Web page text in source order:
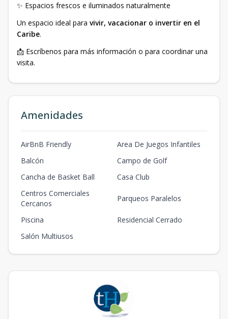
✨ Espacios frescos e iluminados naturalmente
Un espacio ideal para vivir, vacacionar o invertir en el
Caribe.
📩 Escríbenos para más información o para coordinar una
visita.
Amenidades
AirBnB Friendly
Area De Juegos Infantiles
Balcón
Campo de Golf
Cancha de Basket Ball
Casa Club
Centros Comerciales
Cercanos
Parqueos Paralelos
Piscina
Residencial Cerrado
Salón Multiusos